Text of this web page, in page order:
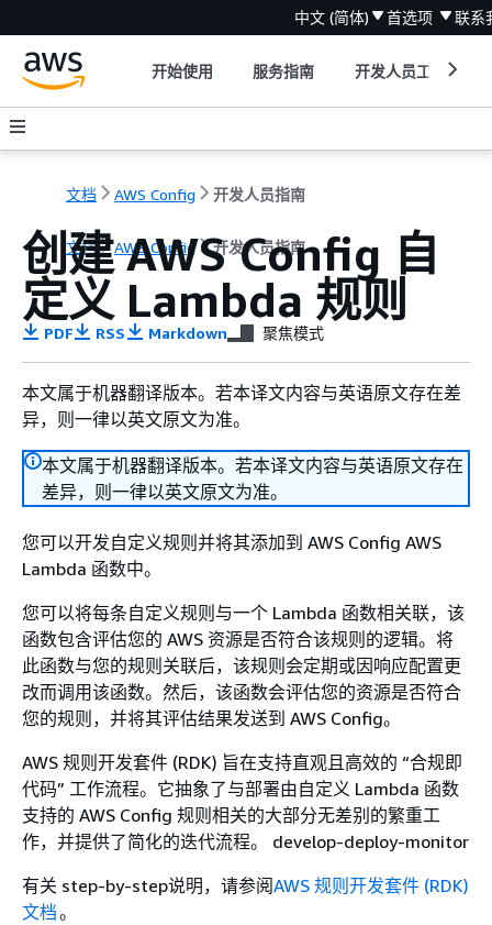
中文 (简体) 首选项 联系
开始使用 服务指南 开发人员工具
文档 AWS Config 开发人员指南
文档 AWS Config 开发人员指南
创建 AWS Config 自
定义 Lambda 规则
PDF RSS Markdown 聚焦模式
本文属于机器翻译版本。若本译文内容与英语原文存在差
异，则一律以英文原文为准。
本文属于机器翻译版本。若本译文内容与英语原文存在
差异，则一律以英文原文为准。
您可以开发自定义规则并将其添加到 AWS Config AWS
Lambda 函数中。
您可以将每条自定义规则与一个 Lambda 函数相关联，该
函数包含评估您的 AWS 资源是否符合该规则的逻辑。将
此函数与您的规则关联后，该规则会定期或因响应配置更
改而调用该函数。然后，该函数会评估您的资源是否符合
您的规则，并将其评估结果发送到 AWS Config。
AWS 规则开发套件 (RDK) 旨在支持直观且高效的 “合规即
代码” 工作流程。它抽象了与部署由自定义 Lambda 函数
支持的 AWS Config 规则相关的大部分无差别的繁重工
作，并提供了简化的迭代流程。 develop-deploy-monitor
有关 step-by-step说明，请参阅AWS 规则开发套件 (RDK)
文档。